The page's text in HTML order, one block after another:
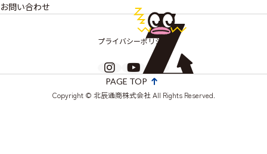
PCB廃棄物処理
お問い合わせ
プライバシーポリシー
Copyright © 北辰通商株式会社 All Rights Reserved.
PAGE TOP